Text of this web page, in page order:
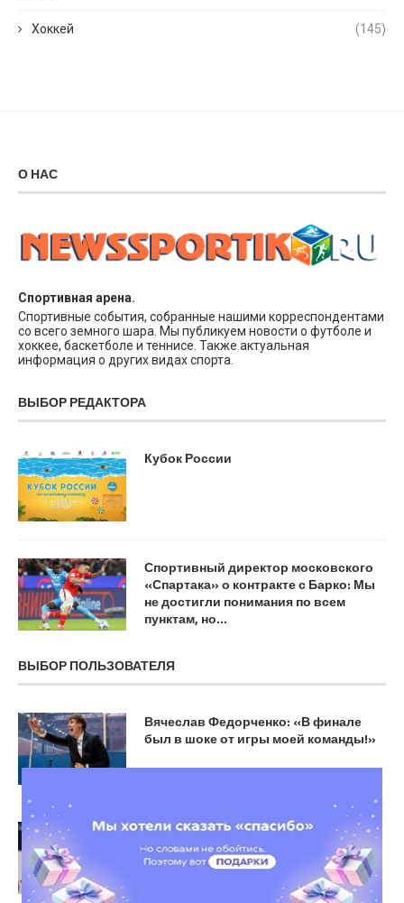
Хоккей (145)
О НАС
Спортивная арена.
Спортивные события, собранные нашими корреспондентами
со всего земного шара. Мы публикуем новости о футболе и
хоккее, баскетболе и теннисе. Также актуальная
информация о других видах спорта.
ВЫБОР РЕДАКТОРА
Кубок России
Спортивный директор московского
«Спартака» о контракте с Барко: Мы
не достигли понимания по всем
пунктам, но…
ВЫБОР ПОЛЬЗОВАТЕЛЯ
Вячеслав Федорченко: «В финале
был в шоке от игры моей команды!»
Потапова проиграла Костюк и не
вышла в четвертьфинал турнира в
Мадриде